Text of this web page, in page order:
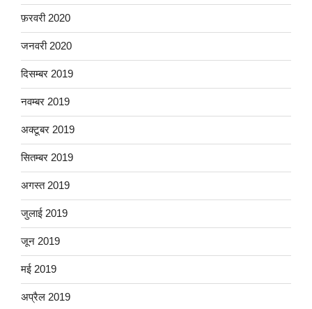
फ़रवरी 2020
जनवरी 2020
दिसम्बर 2019
नवम्बर 2019
अक्टूबर 2019
सितम्बर 2019
अगस्त 2019
जुलाई 2019
जून 2019
मई 2019
अप्रैल 2019